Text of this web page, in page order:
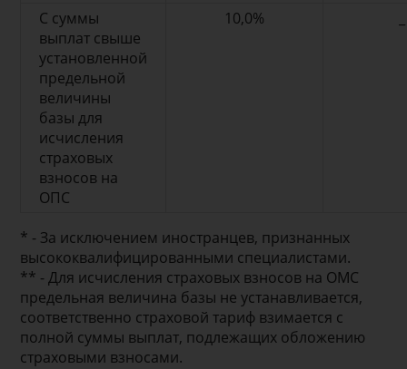
С суммы
выплат свыше
установленной
предельной
величины
базы для
исчисления
страховых
взносов на
ОПС
10,0%
* - За исключением иностранцев, признанных
высококвалифицированными специалистами.
** - Для исчисления страховых взносов на ОМС
предельная величина базы не устанавливается,
соответственно страховой тариф взимается с
полной суммы выплат, подлежащих обложению
страховыми взносами.